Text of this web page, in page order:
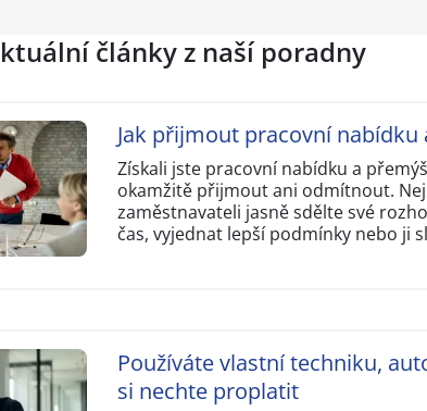
články z naší poradny
Jak přijmout pracovní
Získali jste pracovní nabídku a
okamžitě přijmout ani odmítnout.
zaměstnavateli jasně sdělte své
čas, vyjednat lepší podmínky nebo ji
Používáte vlastní techniku,
si nechte proplatit